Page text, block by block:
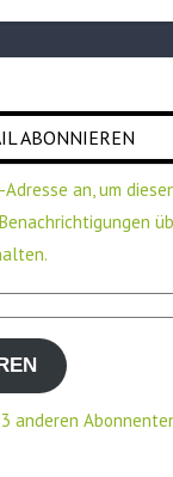
ABONNIEREN
an, um
anderen